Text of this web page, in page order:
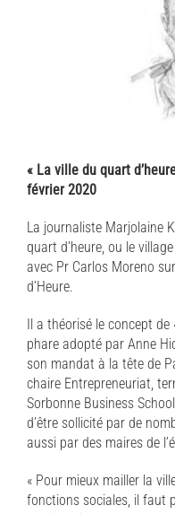
« La ville du quart
février 2020
La journaliste Marjolaine
quart d’heure, ou le
avec Pr Carlos Moreno
d’Heure.
Il a théorisé le concept de
phare adopté par Anne
son mandat à la tête de
chaire Entrepreneuriat,
Sorbonne Business
d’être sollicité par de
aussi par des maires de
« Pour mieux mailler la
fonctions sociales, il faut